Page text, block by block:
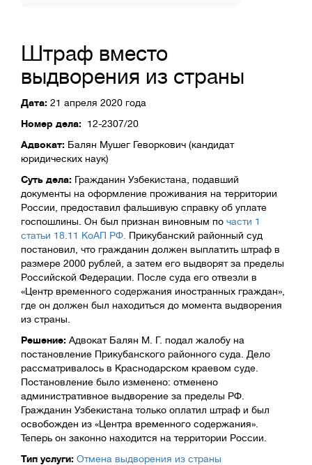
Штраф вместо
выдворения из страны
Дата: 21 апреля 2020 года
Номер дела:
12-2307/20
Адвокат: Балян Мушег Геворкович (кандидат
юридических наук)
Суть дела: Гражданин Узбекистана, подавший
документы на оформление проживания на территории
России, предоставил фальшивую справку об уплате
госпошлины. Он был признан виновным по части 1
статьи 18.11 КоАП РФ. Прикубанский районный суд
постановил, что гражданин должен выплатить штраф в
размере 2000 рублей, а затем его выдворят за пределы
Российской Федерации. После суда его отвезли в
«Центр временного содержания иностранных граждан»,
где он должен был находиться до момента выдворения
из страны.
Решение: Адвокат Балян М. Г. подал жалобу на
постановление Прикубанского районного суда. Дело
рассматривалось в Краснодарском краевом суде.
Постановление было изменено: отменено
административное выдворение за пределы РФ.
Гражданин Узбекистана только оплатил штраф и был
освобожден из «Центра временного содержания».
Теперь он законно находится на территории России.
Тип услуги: Отмена выдворения из страны